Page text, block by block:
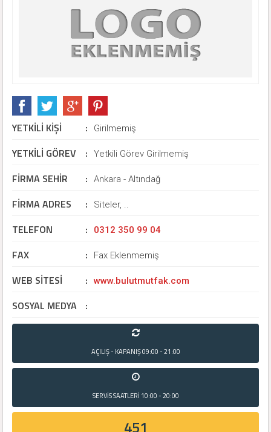
YETKİLİ KİŞİ : Girilmemiş
YETKİLİ GÖREV : Yetkili Görev Girilmemiş
FİRMA SEHİR : Ankara - Altındağ
FİRMA ADRES : Siteler, ..
TELEFON : 0312 350 99 04
FAX : Fax Eklenmemiş
WEB SİTESİ : www.bulutmutfak.com
SOSYAL MEDYA :
AÇILIŞ - KAPANIŞ09:00 - 21:00
SERVİS SAATLERİ 10:00 - 20:00
451